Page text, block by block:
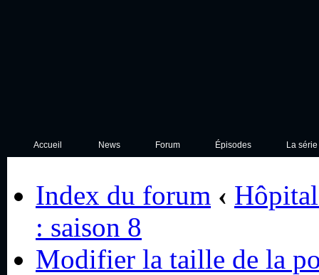
Accueil News Forum Épisodes La série
Index du forum ‹
: saison 8
Modifier la taille de la